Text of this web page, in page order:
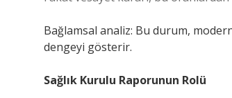
Bağlamsal analiz: Bu durum,
dengeyi gösterir.
Sağlık Kurulu Raporunun Rolü